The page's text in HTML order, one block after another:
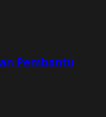
Pembantu